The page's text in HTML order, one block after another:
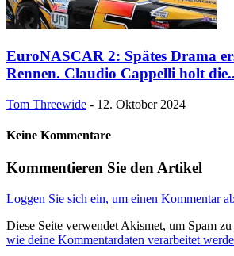
EuroNASCAR 2: Spätes Drama
Rennen. Claudio Cappelli holt
Tom Threewide - 12. Oktober 2024
Keine Kommentare
Kommentieren Sie den Artikel
Loggen Sie sich ein, um einen Kommentar
Diese Seite verwendet Akismet, um Spam zu
wie deine Kommentardaten verarbeitet